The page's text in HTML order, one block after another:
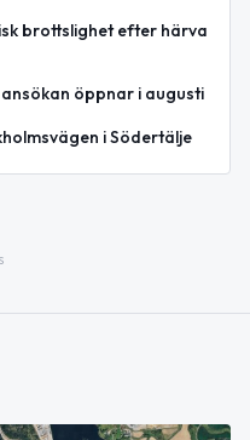
brottslighet efter härva
öppnar i augusti
i Södertälje